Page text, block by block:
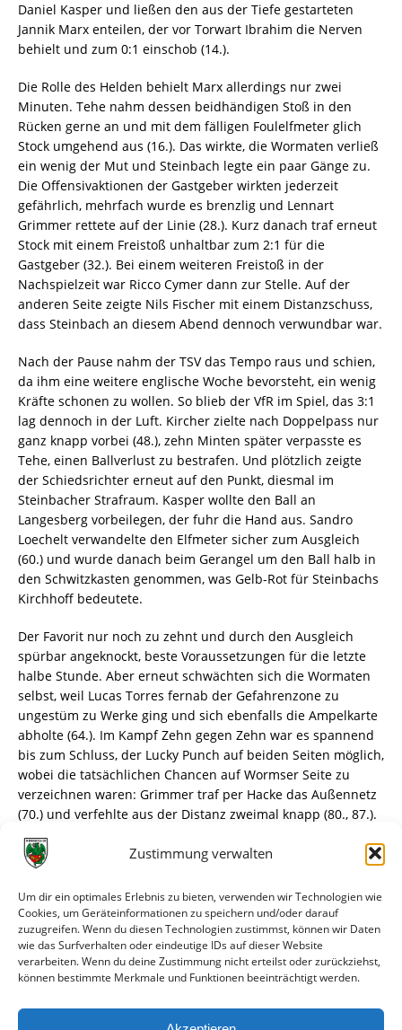
Zustimmung verwalten
Um dir ein optimales Erlebnis zu bieten, verwenden wir Technologien wie
Cookies, um Geräteinformationen zu speichern und/oder darauf
zuzugreifen. Wenn du diesen Technologien zustimmst, können wir Daten
wie das Surfverhalten oder eindeutige IDs auf dieser Website
verarbeiten. Wenn du deine Zustimmung nicht erteilst oder zurückziehst,
können bestimmte Merkmale und Funktionen beeinträchtigt werden.
Daniel Kasper und ließen den aus der Tiefe gestarteten
Jannik Marx enteilen, der vor Torwart Ibrahim die Nerven
behielt und zum 0:1 einschob (14.).
Die Rolle des Helden behielt Marx allerdings nur zwei
Minuten. Tehe nahm dessen beidhändigen Stoß in den
Rücken gerne an und mit dem fälligen Foulelfmeter glich
Stock umgehend aus (16.). Das wirkte, die Wormaten verließ
ein wenig der Mut und Steinbach legte ein paar Gänge zu.
Die Offensivaktionen der Gastgeber wirkten jederzeit
gefährlich, mehrfach wurde es brenzlig und Lennart
Grimmer rettete auf der Linie (28.). Kurz danach traf erneut
Stock mit einem Freistoß unhaltbar zum 2:1 für die
Gastgeber (32.). Bei einem weiteren Freistoß in der
Nachspielzeit war Ricco Cymer dann zur Stelle. Auf der
anderen Seite zeigte Nils Fischer mit einem Distanzschuss,
dass Steinbach an diesem Abend dennoch verwundbar war.
Nach der Pause nahm der TSV das Tempo raus und schien,
da ihm eine weitere englische Woche bevorsteht, ein wenig
Kräfte schonen zu wollen. So blieb der VfR im Spiel, das 3:1
lag dennoch in der Luft. Kircher zielte nach Doppelpass nur
ganz knapp vorbei (48.), zehn Minten später verpasste es
Tehe, einen Ballverlust zu bestrafen. Und plötzlich zeigte
der Schiedsrichter erneut auf den Punkt, diesmal im
Steinbacher Strafraum. Kasper wollte den Ball an
Langesberg vorbeilegen, der fuhr die Hand aus. Sandro
Loechelt verwandelte den Elfmeter sicher zum Ausgleich
(60.) und wurde danach beim Gerangel um den Ball halb in
den Schwitzkasten genommen, was Gelb-Rot für Steinbachs
Kirchhoff bedeutete.
Der Favorit nur noch zu zehnt und durch den Ausgleich
spürbar angeknockt, beste Voraussetzungen für die letzte
halbe Stunde. Aber erneut schwächten sich die Wormaten
selbst, weil Lucas Torres fernab der Gefahrenzone zu
ungestüm zu Werke ging und sich ebenfalls die Ampelkarte
abholte (64.). Im Kampf Zehn gegen Zehn war es spannend
bis zum Schluss, der Lucky Punch auf beiden Seiten möglich,
wobei die tatsächlichen Chancen auf Wormser Seite zu
verzeichnen waren: Grimmer traf per Hacke das Außennetz
(70.) und verfehlte aus der Distanz zweimal knapp (80., 87.).
Durchatmen, als eine Flanke durch Cymers Strafraum
flutschte, dann war der Punkt in trockenen Tüchern.
Nun kommt es am Sonntag um 14 Uhr in der EWR-Arena
zum Kracher gegen Eintracht Trier. Auch in diesem Spiel gilt
wieder freier Eintritt mit Schülerausweis auf der
Gegengerade. Wer sich einen überdachten Sitzplatz sichern
will, für den empfiehlt sich der Vorverkauf in der
Geschäftsstelle oder online bzw. an den Vorverkaufsstellen
von Ticket Regional. Die Eintracht spendiert ihrem Anhang